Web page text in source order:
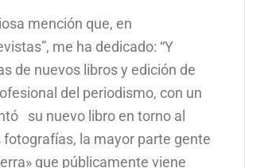
mención que, en
me ha dedicado: “Y
de nuevos libros y edición de
del periodismo, con un
su nuevo libro en torno al
la mayor parte gente
que públicamente viene